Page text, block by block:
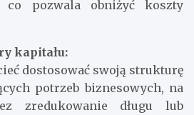
co pozwala obniżyć koszty
kapitału:
dostosować swoją strukturę
potrzeb biznesowych, na
zredukowanie długu lub